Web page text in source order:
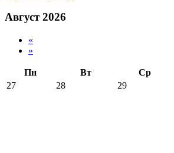
Август 2026
«
»
Пн Вт Ср
27
28 29